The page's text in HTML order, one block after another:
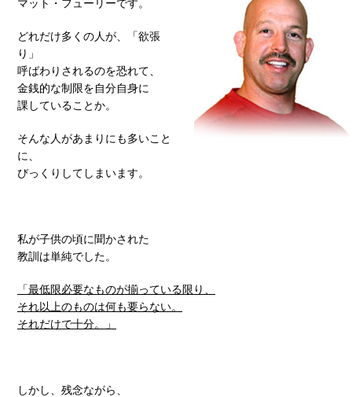
マット・フューリーです。
どれだけ多くの人が、「欲張
り」
呼ばわりされるのを恐れて、
金銭的な制限を自分自身に
課していることか。
そんな人があまりにも多いこと
に、
びっくりしてしまいます。
私が子供の頃に聞かされた
教訓は単純でした。
「最低限必要なものが揃っている限り、
それ以上のものは何も要らない。
それだけで十分。」
しかし、残念ながら、